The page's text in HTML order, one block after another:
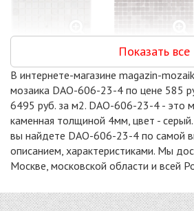
мрамор 300x300
5937 руб. / кв.м.
DAO-606-15-4
мрамор 300x300
6006 руб. / кв.м.
камень 300x300
-15%
мрамор 300x300
Показать все
В интернете-магазине magazin-
мозаика DAO-606-23-4 по цене 585
6495 руб. за м2. DAO-606-23-4 - это
каменная толщиной 4мм, цвет -
вы найдете DAO-606-23-4 по самой
описанием, характеристиками. Мы
Москве, московской области и всей